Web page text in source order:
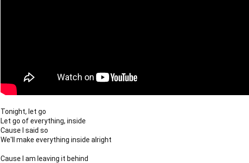
Tonight, let go
Let go of everything, inside
Cause I said so
We'll make everything inside alright
Cause I am leaving it behind